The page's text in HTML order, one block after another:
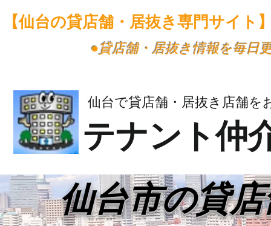
【仙台の貸店舗・居抜き専門サイト
​●貸店舗・居抜き情報を毎日
仙台で貸店舗・居抜き店舗を
テナント仲
仙台市の貸